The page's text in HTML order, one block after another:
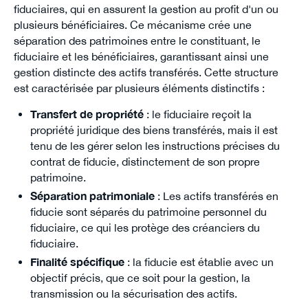
fiduciaires, qui en assurent la gestion au profit d'un ou
plusieurs bénéficiaires. Ce mécanisme crée une
séparation des patrimoines entre le constituant, le
fiduciaire et les bénéficiaires, garantissant ainsi une
gestion distincte des actifs transférés. Cette structure
est caractérisée par plusieurs éléments distinctifs :
Transfert de propriété: le fiduciaire reçoit la
propriété juridique des biens transférés, mais il est
tenu de les gérer selon les instructions précises du
contrat de fiducie, distinctement de son propre
patrimoine.
Séparation patrimoniale: Les actifs transférés en
fiducie sont séparés du patrimoine personnel du
fiduciaire, ce qui les protège des créanciers du
fiduciaire.
Finalité spécifique: la fiducie est établie avec un
objectif précis, que ce soit pour la gestion, la
transmission ou la sécurisation des actifs.